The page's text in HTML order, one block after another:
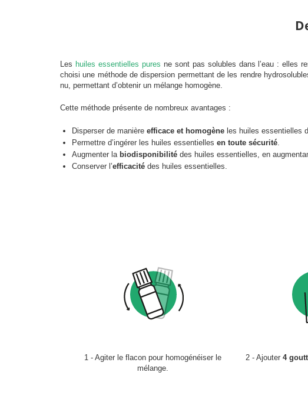
Les huiles essentielles pures ne sont pas solubles dans l’eau : elles
choisi une méthode de dispersion permettant de les rendre
nu, permettant d’obtenir un mélange homogène.
Cette méthode présente de nombreux avantages :
Disperser de manière efficace et homogène les huiles essentielles
Permettre d’ingérer les huiles essentielles en toute sécurité
Augmenter la biodisponibilité des huiles essentielles, en
Conserver l’efficacité des huiles essentielles.
1 - Agiter le flacon pour homogénéiser le
mélange.
2 - Ajouter 4